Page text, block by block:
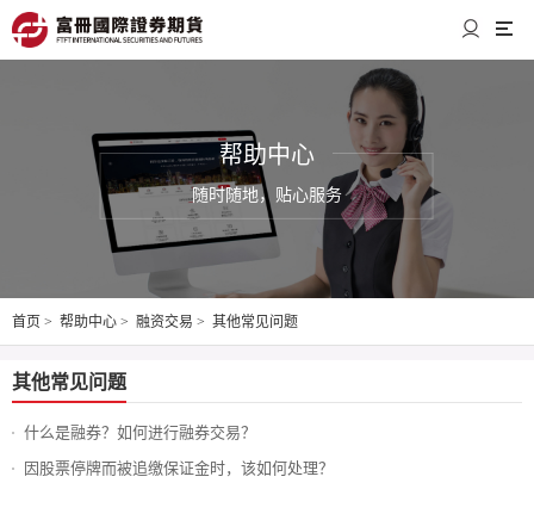
帮助中心
随时随地，贴心服务
首页 > 帮助中心 > 融资交易 > 其他常见问题
其他常见问题
什么是融券？如何进行融券交易？
因股票停牌而被追缴保证金时，该如何处理？